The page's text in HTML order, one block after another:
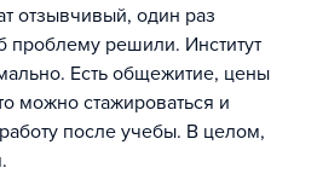
отзывчивый, один раз
проблему решили. Институт
Есть общежитие, цены
можно стажироваться и
после учебы. В целом,